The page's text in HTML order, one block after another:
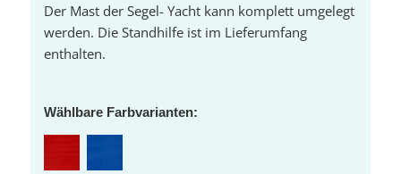
Der Mast der Segel- Yacht kann komplett umgelegt
werden. Die Standhilfe ist im Lieferumfang
enthalten.
Wählbare Farbvarianten: